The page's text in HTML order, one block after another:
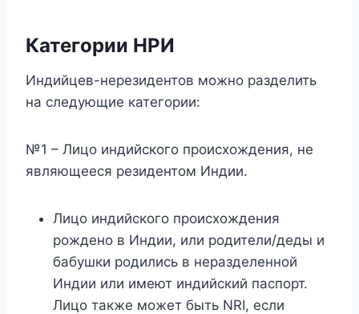
Категории НРИ
Индийцев-нерезидентов можно разделить
на следующие категории:
№1 – Лицо индийского происхождения, не
являющееся резидентом Индии.
Лицо индийского происхождения
рождено в Индии, или родители/деды и
бабушки родились в неразделенной
Индии или имеют индийский паспорт.
Лицо также может быть NRI, если